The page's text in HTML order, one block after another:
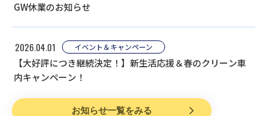
GW休業のお知らせ
2026.04.01 イベント＆キャンペーン
【大好評につき継続決定！】新生活応援＆春のクリーン車
内キャンペーン！
お知らせ一覧をみる